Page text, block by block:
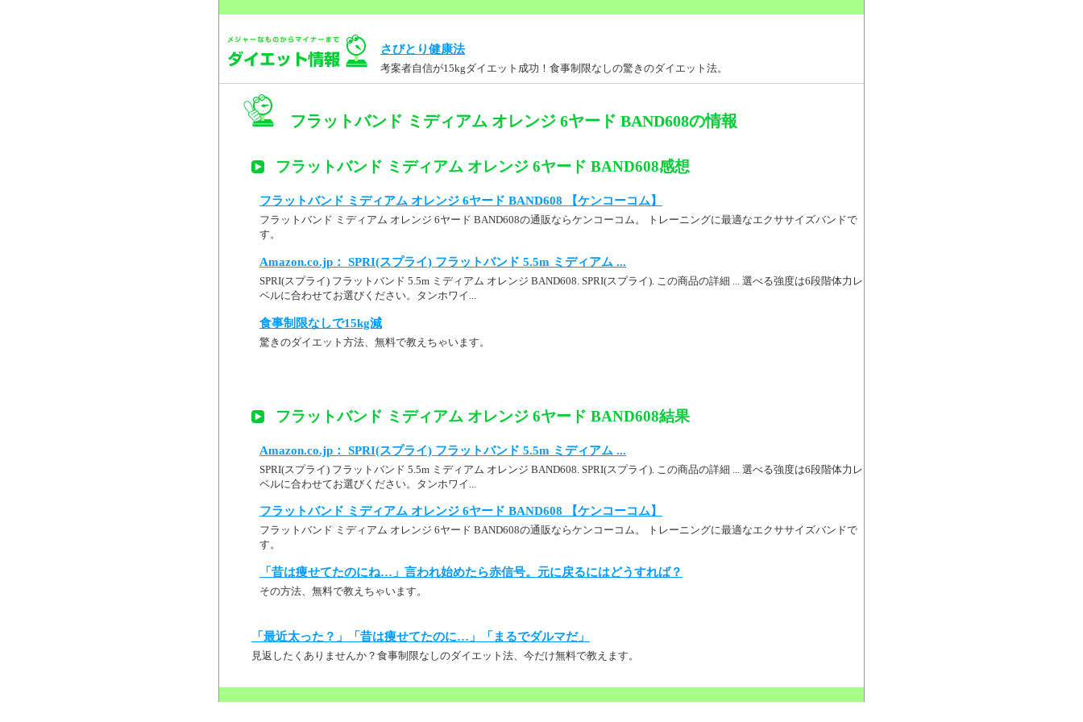
さびとり健康法
考案者自信が15kgダイエット成功！食事制限なしの驚きのダイエット法。
フラットバンド ミディアム オレンジ 6ヤード BAND608の情報
フラットバンド ミディアム オレンジ 6ヤード BAND608感想
フラットバンド ミディアム オレンジ 6ヤード BAND608 【ケンコーコム】
フラットバンド ミディアム オレンジ 6ヤード BAND608の通販ならケンコーコム。 トレーニングに最適なエクササイズバンドで
す。
Amazon.co.jp： SPRI(スプライ) フラットバンド 5.5m ミディアム ...
SPRI(スプライ) フラットバンド 5.5m ミディアム オレンジ BAND608. SPRI(スプライ). この商品の詳細 ... 選べる強度は6段階体力レ
ベルに合わせてお選びください。タンホワイ...
食事制限なしで15kg減
驚きのダイエット方法、無料で教えちゃいます。
フラットバンド ミディアム オレンジ 6ヤード BAND608結果
Amazon.co.jp： SPRI(スプライ) フラットバンド 5.5m ミディアム ...
SPRI(スプライ) フラットバンド 5.5m ミディアム オレンジ BAND608. SPRI(スプライ). この商品の詳細 ... 選べる強度は6段階体力レ
ベルに合わせてお選びください。タンホワイ...
フラットバンド ミディアム オレンジ 6ヤード BAND608 【ケンコーコム】
フラットバンド ミディアム オレンジ 6ヤード BAND608の通販ならケンコーコム。 トレーニングに最適なエクササイズバンドで
す。
「昔は痩せてたのにね…」言われ始めたら赤信号。元に戻るにはどうすれば？
その方法、無料で教えちゃいます。
「最近太った？」「昔は痩せてたのに…」「まるでダルマだ」
見返したくありませんか？食事制限なしのダイエット法、今だけ無料で教えます。